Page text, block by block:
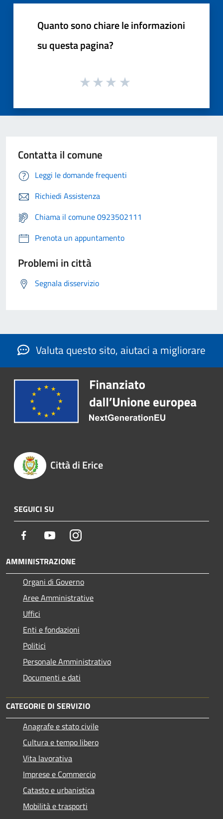
Quanto sono chiare le informazioni
su questa pagina?
Contatta il comune
Leggi le domande frequenti
Richiedi Assistenza
Chiama il comune 0923502111
Prenota un appuntamento
Problemi in città
Segnala disservizio
Valuta questo sito, aiutaci a migliorare
Città di Erice
SEGUICI SU
Facebook YoutubeInstagram
AMMINISTRAZIONE
Organi di Governo
Aree Amministrative
Uffici
Enti e fondazioni
Politici
Personale Amministrativo
Documenti e dati
CATEGORIE DI SERVIZIO
Anagrafe e stato civile
Cultura e tempo libero
Vita lavorativa
Imprese e Commercio
Catasto e urbanistica
Mobilità e trasporti